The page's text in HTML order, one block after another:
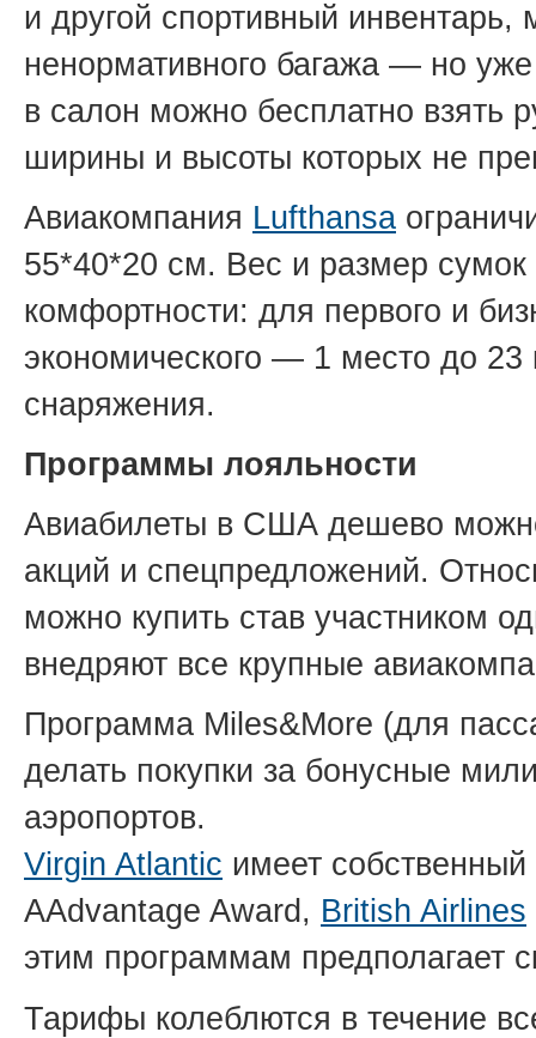
и другой спортивный инвентарь,
ненормативного багажа — но
в салон можно бесплатно взять
ширины и высоты которых не
Авиакомпания Lufthansa
55*40*20 см. Вес и размер сумок
комфортности: для первого и
экономического — 1 место до 23
снаряжения.
Программы лояльности
Авиабилеты в США дешево
акций и спецпредложений.
можно купить став участником
внедряют все крупные
Программа Miles&More (для
делать покупки за бонусные
аэропортов.
Virgin Atlantic имеет
AAdvantage Award, British Airlines
этим программам предполагает
Тарифы колеблются в течение